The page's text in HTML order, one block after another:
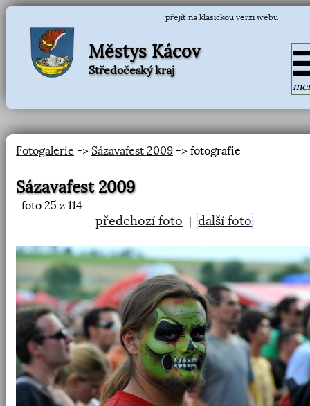
přejít na klasickou verzi webu
Městys Kácov
Středočeský kraj
Fotogalerie -> Sázavafest 2009 -> fotografie
Sázavafest 2009
foto 25 z 114
předchozí foto |další foto